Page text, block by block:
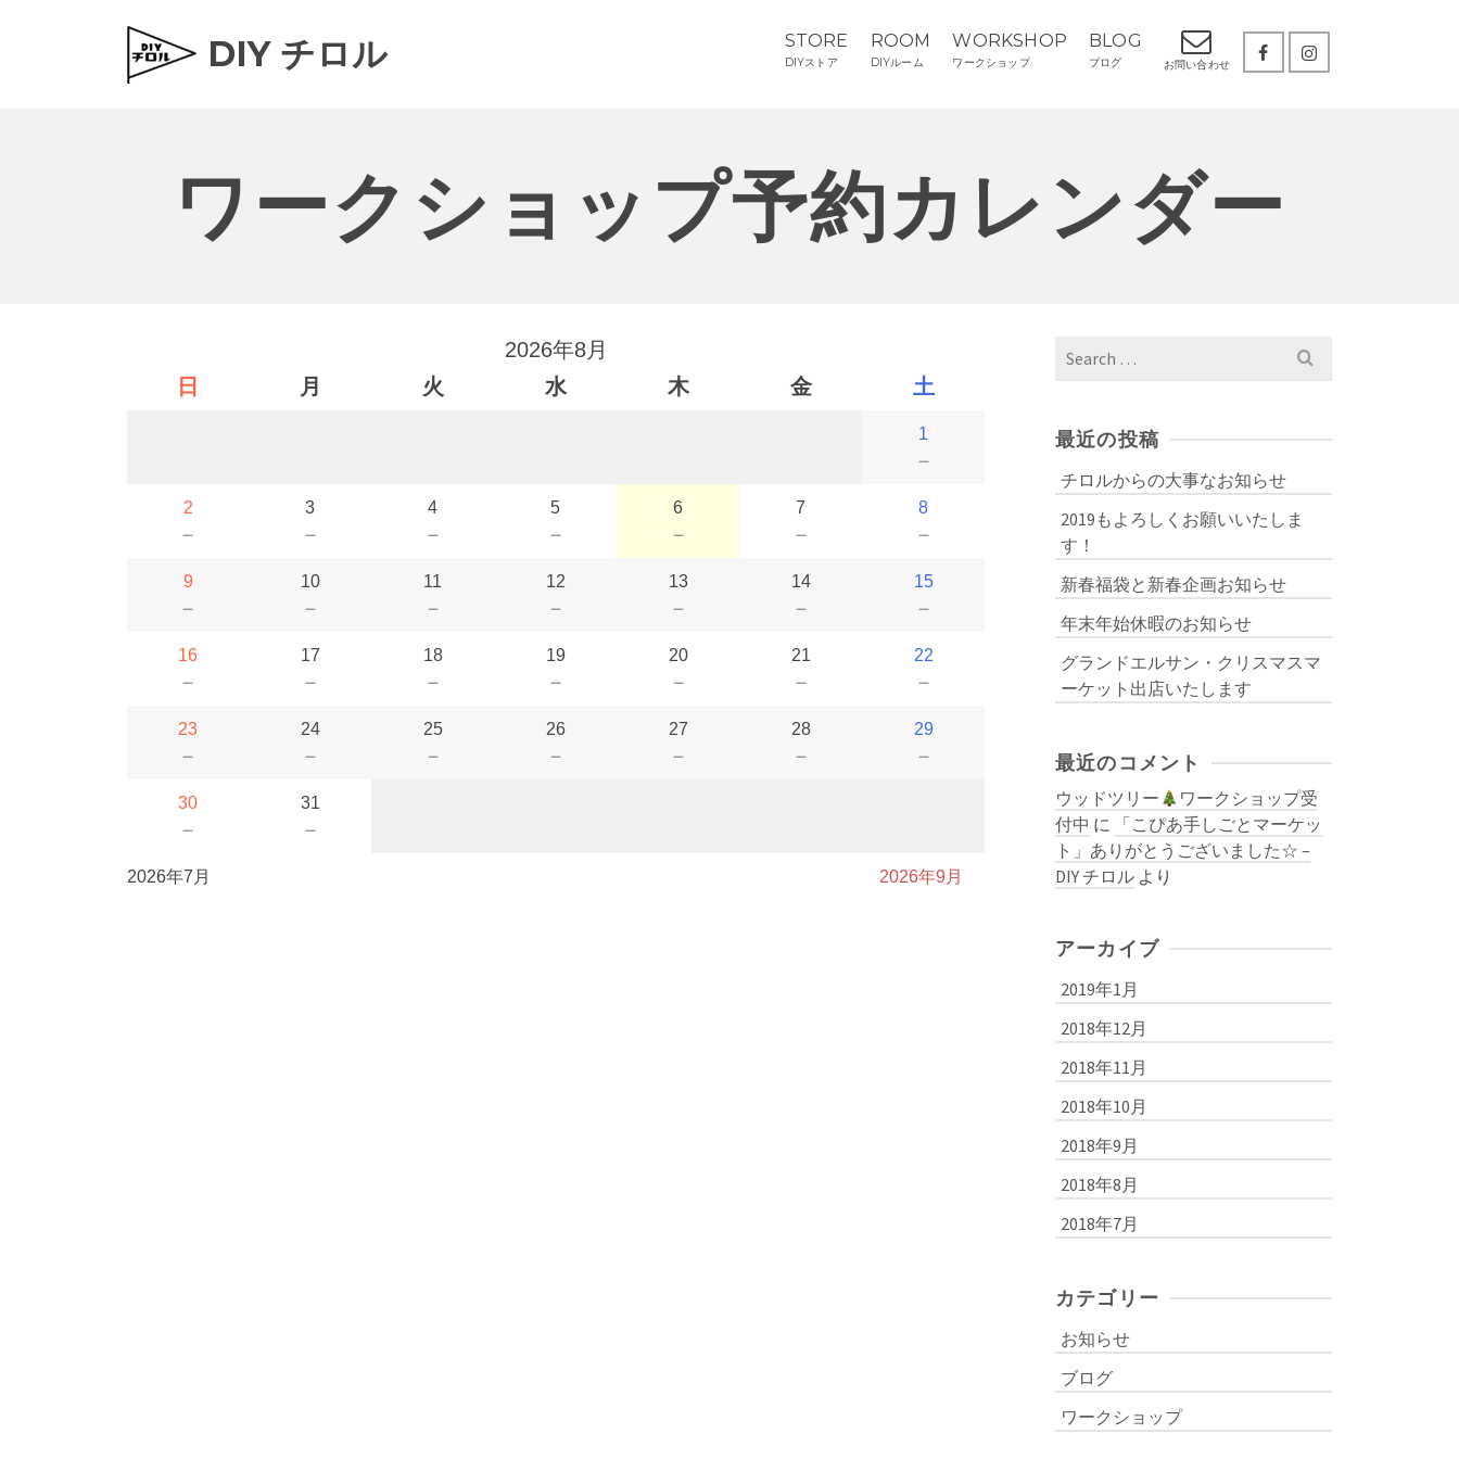
DIY チロル STORE
DIYストア
ROOM
DIYルーム
WORKSHOP
ワークショップ
BLOG
ブログ お問い合わせ
ワークショップ予約カレンダー
2026年8月
日
月 火 水 木 金 土
1
－
2
－
3
－
4
－
5
－
6
－
7
－
8
－
9
－
10
－
11
－
12
－
13
－
14
－
15
－
16
－
17
－
18
－
19
－
20
－
21
－
22
－
23
－
24
－
25
－
26
－
27
－
28
－
29
－
30
－
31
－
2026年7月 2026年9月
Search
for:
最近の投稿
チロルからの大事なお知らせ
2019もよろしくお願いいたしま
す！
新春福袋と新春企画お知らせ
年末年始休暇のお知らせ
グランドエルサン・クリスマスマ
ーケット出店いたします
最近のコメント
ウッドツリー
ワークショップ受
付中 に
「こぴあ手しごとマーケッ
ト」ありがとうございました☆ –
DIY チロル より
アーカイブ
2019年1月
2018年12月
2018年11月
2018年10月
2018年9月
2018年8月
2018年7月
カテゴリー
お知らせ
ブログ
ワークショップ